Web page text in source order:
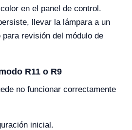
en el panel de control.
llevar la lámpara a un
revisión del módulo de
R11 o R9
no funcionar correctamente
inicial.